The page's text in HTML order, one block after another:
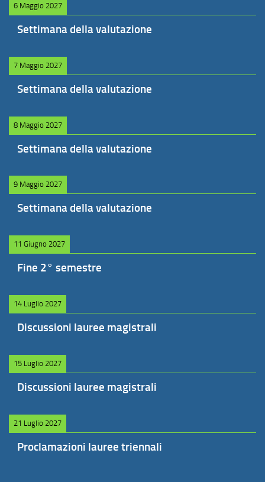
6 Maggio 2027
Settimana della valutazione
7 Maggio 2027
Settimana della valutazione
8 Maggio 2027
Settimana della valutazione
9 Maggio 2027
Settimana della valutazione
11 Giugno 2027
Fine 2° semestre
14 Luglio 2027
Discussioni lauree magistrali
15 Luglio 2027
Discussioni lauree magistrali
21 Luglio 2027
Proclamazioni lauree triennali